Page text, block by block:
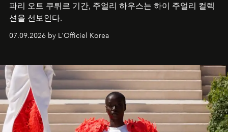
파리 오트 쿠튀르 기간, 주얼리 하우스는 하이 주얼리 컬렉
션을 선보인다.
07.09.2026 by L'Officiel Korea